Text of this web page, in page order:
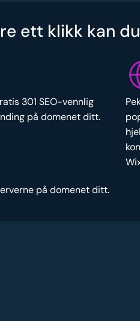
ett klikk kan
301 SEO-vennlig
på domenet ditt.
på domenet ditt.